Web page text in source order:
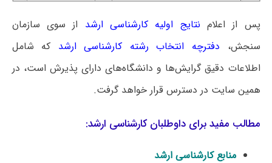
پس از اعلام نتایج اولیه کارشناسی ارشد از سوی سازمان
سنجش، دفترچه انتخاب رشته کارشناسی ارشد که شامل
اطلاعات دقیق گرایش‌ها و دانشگاه‌های دارای پذیرش است، در
همین سایت در دسترس قرار خواهد گرفت.
مطالب مفید برای داوطلبان کارشناسی ارشد:
منابع کارشناسی ارشد